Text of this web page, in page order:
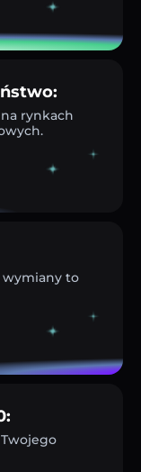
rynkach
wymiany to